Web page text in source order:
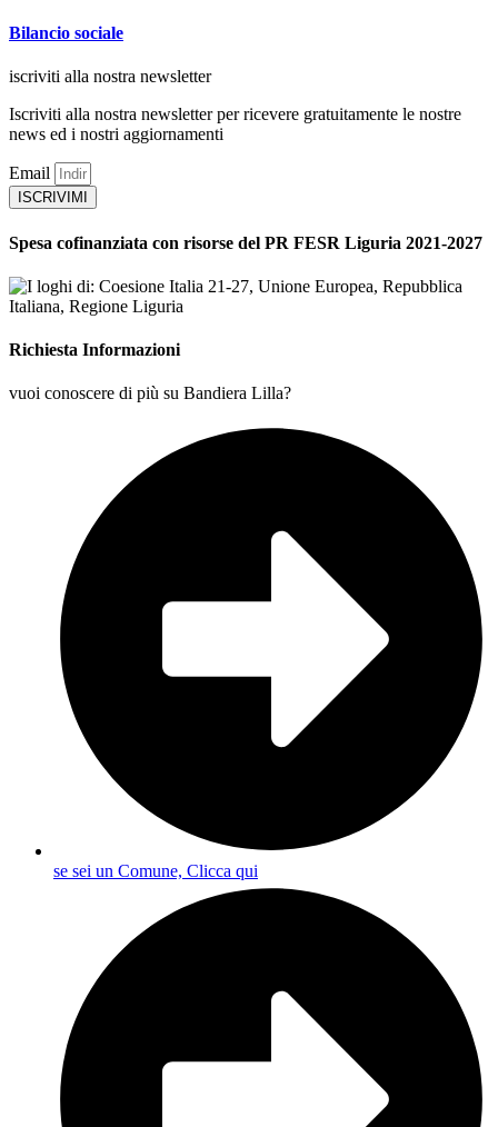
Bilancio sociale
iscriviti alla nostra newsletter
Iscriviti alla nostra newsletter per ricevere gratuitamente le nostre
news ed i nostri aggiornamenti
Email
ISCRIVIMI
Spesa cofinanziata con risorse del PR FESR Liguria 2021-2027
Richiesta Informazioni
vuoi conoscere di più su Bandiera Lilla?
se sei un Comune, Clicca qui